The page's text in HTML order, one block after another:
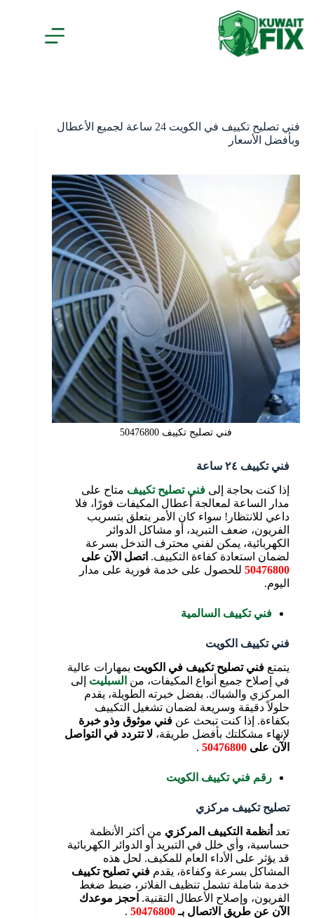
إلى
المحتوى
فني تصليح تكييف في الكويت 24 ساعة لجميع الأعطال
وبأفضل الأسعار
فني تصليح تكييف 50476800
فني تكييف ٢٤ ساعة
إذا كنت بحاجة إلى فني تصليح تكييف متاح على
مدار الساعة لمعالجة أعطال المكيفات فورًا، فلا
داعي للانتظار! سواء كان الأمر يتعلق بتسريب
الفريون، ضعف التبريد، أو مشاكل الدوائر
الكهربائية، يمكن لفني محترف التدخل بسرعة
لضمان استعادة كفاءة التكييف. اتصل الآن على
50476800 للحصول على خدمة فورية على مدار
اليوم.
فني تكييف السالمية
فني تكييف الكويت
يتمتع فني تصليح تكييف في الكويت بمهارات عالية
في إصلاح جميع أنواع المكيفات، من السبليت إلى
المركزي والشباك. بفضل خبرته الطويلة، يقدم
حلولاً دقيقة وسريعة لضمان تشغيل التكييف
بكفاءة. إذا كنت تبحث عن فني موثوق وذو خبرة
لإنهاء مشكلتك بأفضل طريقة، لا تتردد في التواصل
الآن على 50476800
.
رقم فني تكييف الكويت
تصليح تكييف مركزي
تعد أنظمة التكييف المركزي من أكثر الأنظمة
حساسية، وأي خلل في التبريد أو الدوائر الكهربائية
قد يؤثر على الأداء العام للمكيف. لحل هذه
المشاكل بسرعة وكفاءة، يقدم فني تصليح تكييف
خدمة شاملة تشمل تنظيف الفلاتر، ضبط ضغط
الفريون، وإصلاح الأعطال التقنية. احجز موعدك
الآن عن طريق الاتصال بـ50476800
.